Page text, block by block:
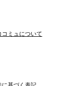
コミュについて